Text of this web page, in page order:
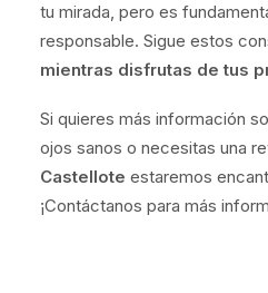
tu mirada, pero es
responsable. Sigue estos
mientras disfrutas de tus
Si quieres más información
ojos sanos o necesitas una
Castellote estaremos
¡Contáctanos para más